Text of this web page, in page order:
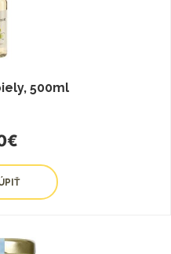
500ml